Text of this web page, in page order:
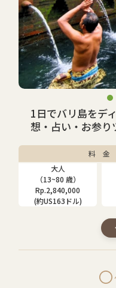
1日でバリ島をデ
想・占い・お参り
料 金
大人
（13~80 歳）
Rp.2,840,000
(約US163ドル)